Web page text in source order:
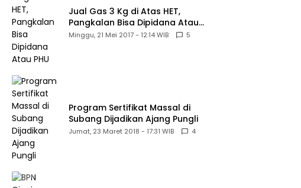
Jual Gas 3 Kg di Atas HET,
Pangkalan Bisa Dipidana Atau
PHU
Minggu, 21 Mei 2017 - 12:14 WIB 5
Program Sertifikat Massal di
Subang Dijadikan Ajang Pungli
Jumat, 23 Maret 2018 - 17:31 WIB 4